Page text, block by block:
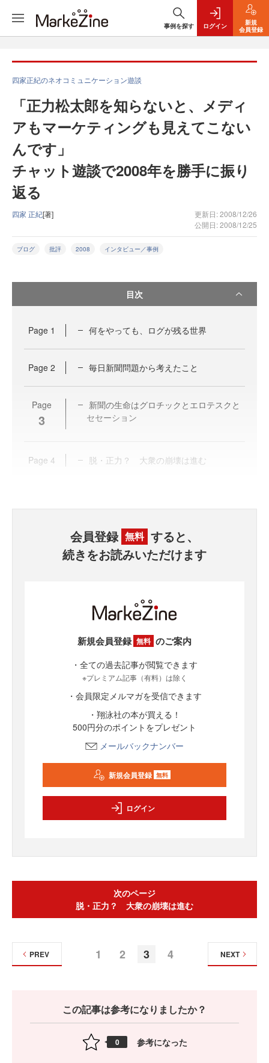
事例を探す ログイン
新規
会員登録
四家正紀のネオコミュニケーション遊談
「正力松太郎を知らないと、メディ
アもマーケティングも見えてこない
んです」
チャット遊談で2008年を勝手に振り
返る
四家 正紀[著]
更新日: 2008/12/26
公開日: 2008/12/25
ブログ 批評 2008 インタビュー／事例
目次
Page 1 何をやっても、ログが残る世界
Page 2 毎日新聞問題から考えたこと
Page
3
新聞の生命はグロチックとエロテスクと
セセーション
Page 4 脱・正力？ 大衆の崩壊は進む
会員登録 無料 すると、
続きをお読みいただけます
新規会員登録 無料 のご案内
・全ての過去記事が閲覧できます
※プレミアム記事（有料）は除く
・会員限定メルマガを受信できます
・翔泳社の本が買える！
500円分のポイントをプレゼント
メールバックナンバー
新規会員登録 無料
ログイン
次のページ
脱・正力？ 大衆の崩壊は進む
1 2 3 4
PREV NEXT
この記事は参考になりましたか？
0 参考になった